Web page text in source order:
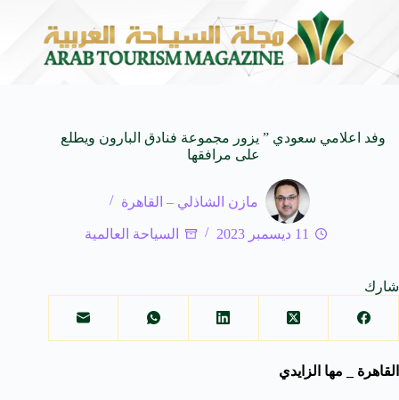
صياغة الثقافة الشاطئية 8 أغسطس 2026 وفد من فناني ومثقفي
وفد اعلامي سعودي ” يزور مجموعة فنادق البارون ويطلع
على مرافقها
مازن الشاذلي – القاهرة
11 ديسمبر 2023 السياحة العالمية
شارك
القاهرة _ مها الزايدي